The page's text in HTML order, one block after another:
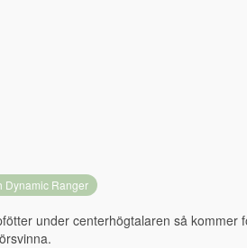
Dynamic Ranger
under centerhögtalaren så kommer